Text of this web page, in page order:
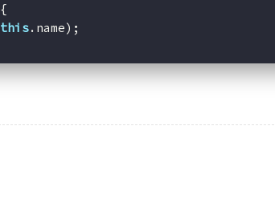
{
this.name);